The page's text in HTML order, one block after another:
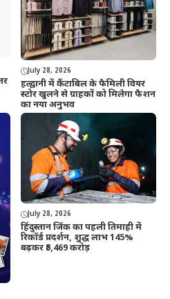
July 28, 2026
हल्द्वानी में कैंटाबिल के फैमिली वियर
स्टोर खुलने से ग्राहकों को मिलेगा फैशन
का नया अनुभव
July 28, 2026
हिंदुस्तान जिंक का पहली तिमाही में
रिकॉर्ड प्रदर्शन, शुद्ध लाभ 145%
बढ़कर ₹5,469 करोड़